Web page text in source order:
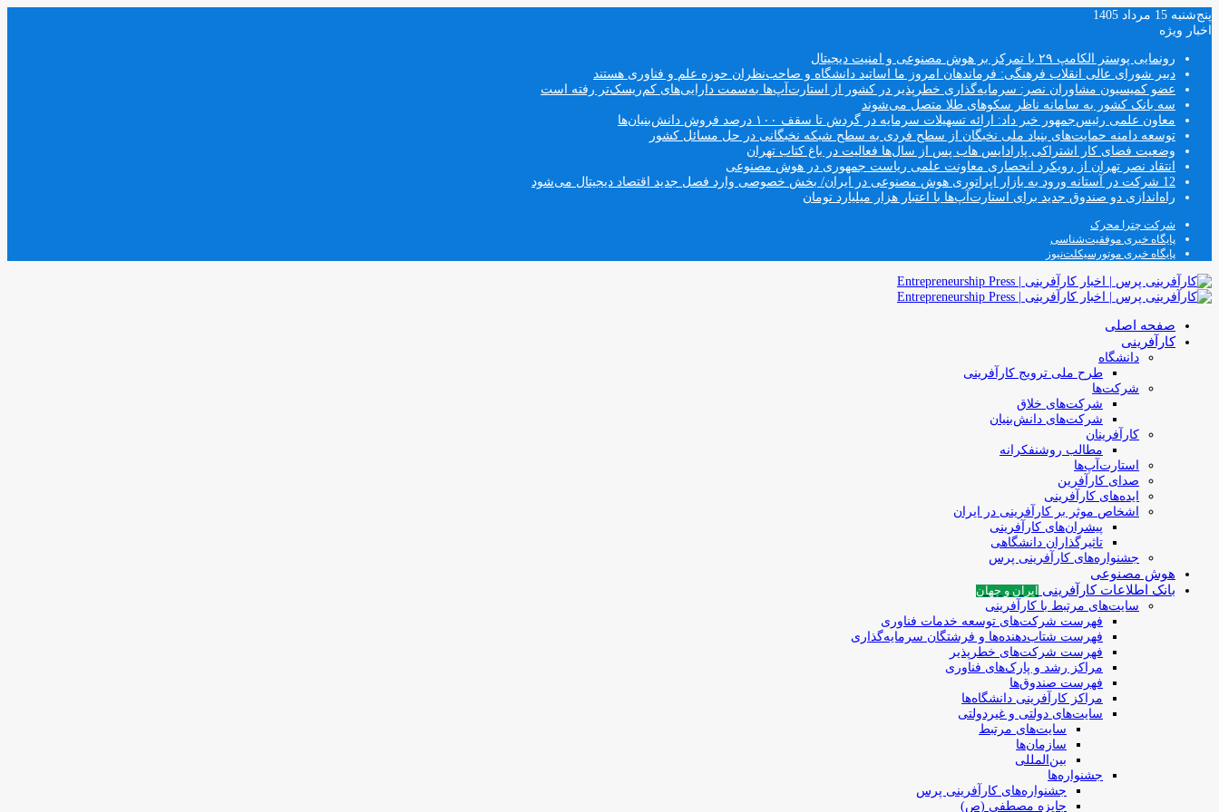
پنج‌شنبه 15 مرداد 1405
اخبار ویژه
رونمایی پوستر الکامپ ۲۹ با تمرکز بر هوش مصنوعی و امنیت دیجیتال
دبیر شورای عالی انقلاب فرهنگی: فرماندهان امروز ما اساتید دانشگاه و صاحب‌نظران حوزه علم و فناوری هستند
عضو کمیسیون مشاوران نصر: سرمایه‌گذاری خطرپذیر در کشور از استارت‌آپ‌ها به‌سمت دارایی‌های کم‌ریسک‌تر رفته است
سه بانک کشور به سامانه ناظر سکوهای طلا متصل می‌شوند
معاون علمی رئیس‌جمهور خبر داد: ارائه تسهیلات سرمایه در گردش تا سقف ۱۰۰ درصد فروش دانش‌بنیان‌ها
توسعه دامنه حمایت‌های بنیاد ملی نخبگان از سطح فردی به سطح شبکه نخبگانی در حل مسائل کشور
وضعیت فضای کار اشتراکی پارادایس هاب پس از سال‌ها فعالیت در باغ کتاب تهران
انتقاد نصر تهران از رویکرد انحصاری معاونت علمی ریاست جمهوری در هوش مصنوعی
12 شرکت در آستانه ورود به بازار اپراتوری هوش مصنوعی در ایران/ بخش خصوصی وارد فصل جدید اقتصاد دیجیتال می‌شود
راه‌اندازی دو صندوق جدید برای استارت‌آپ‌ها با اعتبار هزار میلیارد تومان
شرکت چترا محرک
پایگاه خبری موفقیت‌شناسی
پایگاه خبری موتورسیکلت‌نیوز
صفحه اصلی
کارآفرینی
دانشگاه
طرح ملی ترویج کارآفرینی
شرکت‌ها
شرکت‌های خلاق
شرکت‌های دانش‌بنیان
کارآفرینان
مطالب روشنفکرانه
استارت‌آپ‌ها
صدای کارآفرین
ایده‌های کارآفرینی
اشخاص موثر بر کارآفرینی در ایران
پیشران‌های کارآفرینی
تاثیرگذاران دانشگاهی
جشنواره‌های کارآفرینی‌ پرس
هوش مصنوعی
بانک اطلاعات کارآفرینی
ایران و جهان
سایت‌های مرتبط با کارآفرینی
فهرست شرکت‌های‌‌ توسعه‌ خدمات فناوری
فهرست شتاب‌دهنده‌ها‌ و فرشتگان‌ سرمایه‌گذاری
فهرست شرکت‌های خطرپذیر
مراکز رشد و پارک‌های فناوری
فهرست صندوق‌ها
مراکز کارآفرینی دانشگاه‌ها
سایت‌های دولتی و غیردولتی
سایت‌های مرتبط
سازمان‌ها
بین‌المللی
جشنواره‌ها
جشنواره‌های کارآفرینی‌ پرس
جایزه مصطفی (ص)